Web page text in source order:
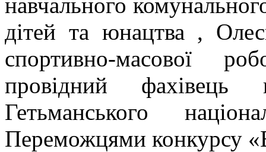
дітей та юнацтва ,
спортивно-масової
провідний фахівець
Гетьманського
Переможцями конкурсу